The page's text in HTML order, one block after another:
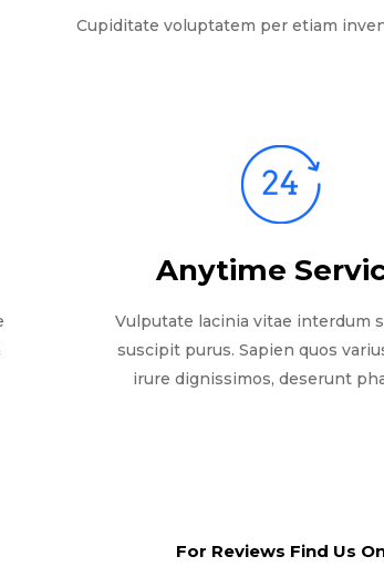
Cupiditate voluptatem per etiam
Anytime
Vulputate lacinia vitae interdum
suscipit purus. Sapien quos
irure dignissimos, deserunt
For Reviews Find Us